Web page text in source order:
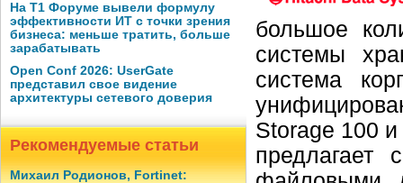
На Т1 Форуме вывели формулу
эффективности ИТ с точки зрения
бизнеса: меньше тратить, больше
зарабатывать
Open Conf 2026: UserGate
представил свое видение
архитектуры сетевого доверия
Рекомендуемые статьи
Михаил Родионов, Fortinet:
большое
системы
система
Storage 100
предлагает